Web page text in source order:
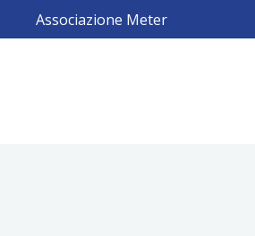
al
Associazione Meter